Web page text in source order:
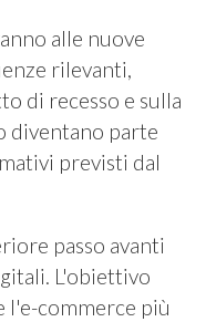
alle nuove
rilevanti,
di recesso e sulla
diventano parte
previsti dal
passo avanti
L'obiettivo
l'e-commerce più